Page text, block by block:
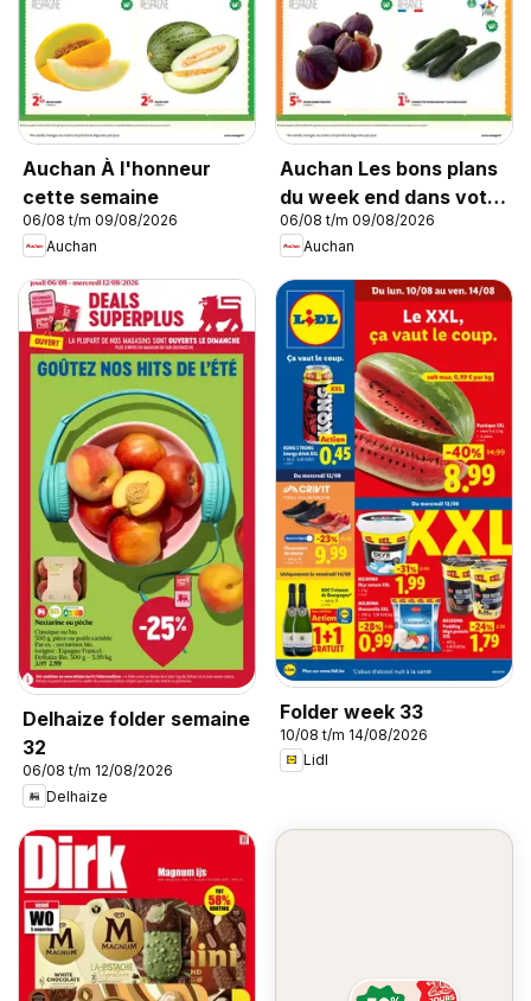
Auchan À l'honneur
cette semaine
06/08 t/m 09/08/2026
Auchan
Auchan Les bons plans
du week end dans votre
super !
06/08 t/m 09/08/2026
Auchan
Delhaize folder semaine
32
06/08 t/m 12/08/2026
Delhaize
Folder week 33
10/08 t/m 14/08/2026
Lidl